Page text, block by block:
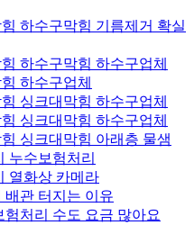
하수구막힘 기름제거 확실
하수구막힘 하수구업체
하수구업체
싱크대막힘 하수구업체
싱크대막힘 하수구업체
싱크대막힘 아래층 물샘
누수보험처리
열화상 카메라
배관 터지는 이유
험처리 수도 요금 많아요